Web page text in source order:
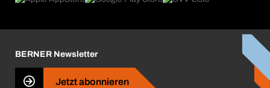
Business Conduct
BERNER Newsletter
Jetzt abonnieren